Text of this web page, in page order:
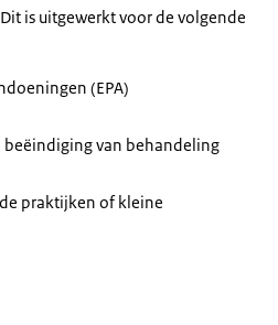
is uitgewerkt voor de volgende
(EPA)
van behandeling
praktijken of kleine